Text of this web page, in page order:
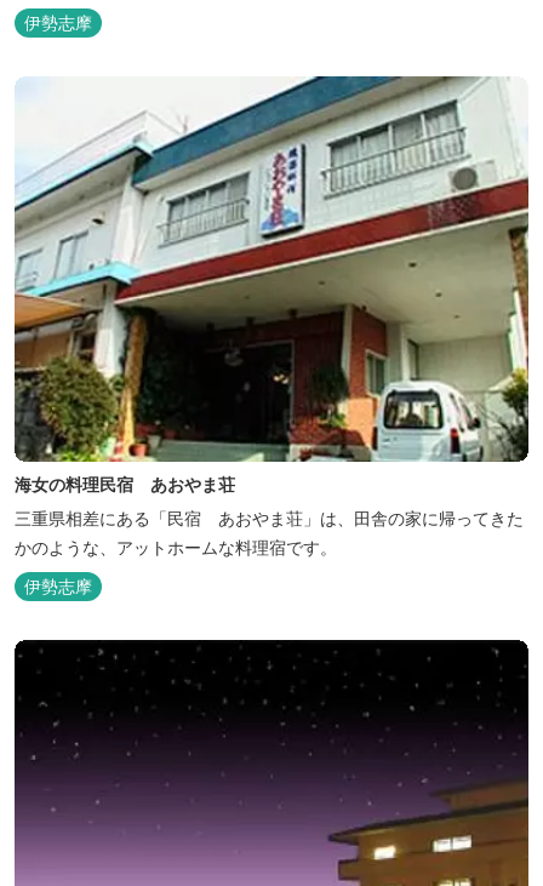
伊勢志摩
海女の料理民宿 あおやま荘
三重県相差にある「民宿 あおやま荘」は、田舎の家に帰ってきた
かのような、アットホームな料理宿です。
伊勢志摩